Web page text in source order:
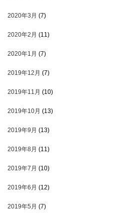
2020年3月 (7)
2020年2月 (11)
2020年1月 (7)
2019年12月 (7)
2019年11月 (10)
2019年10月 (13)
2019年9月 (13)
2019年8月 (11)
2019年7月 (10)
2019年6月 (12)
2019年5月 (7)